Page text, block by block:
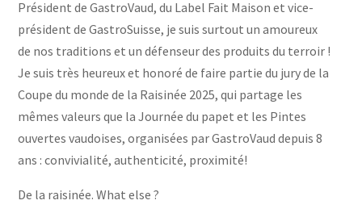
Président de GastroVaud, du Label Fait Maison et vice-
président de GastroSuisse, je suis surtout un amoureux
de nos traditions et un défenseur des produits du terroir !
Je suis très heureux et honoré de faire partie du jury de la
Coupe du monde de la Raisinée 2025, qui partage les
mêmes valeurs que la Journée du papet et les Pintes
ouvertes vaudoises, organisées par GastroVaud depuis 8
ans : convivialité, authenticité, proximité!
De la raisinée. What else ?